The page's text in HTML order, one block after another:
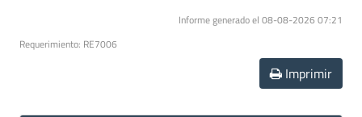
Informe generado el 08-08-2026 07:21
Requerimiento: RE7006
Imprimir